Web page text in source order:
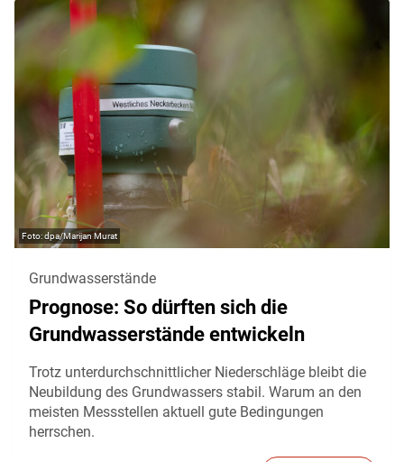
dpa/Marijan Murat
Grundwasserstände
Prognose: So dürften sich die
Grundwasserstände entwickeln
Trotz unterdurchschnittlicher Niederschläge bleibt die
Neubildung des Grundwassers stabil. Warum an den
meisten Messstellen aktuell gute Bedingungen
herrschen.